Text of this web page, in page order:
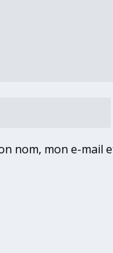
nom, mon e-mail